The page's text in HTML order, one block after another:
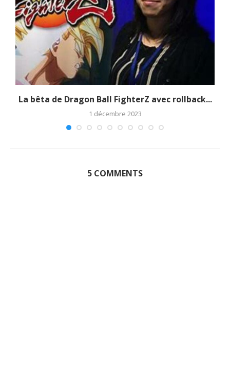
La bêta de Dragon Ball FighterZ avec rollback...
1 décembre 2023
5 COMMENTS